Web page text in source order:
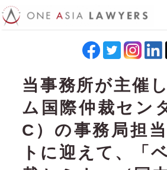
当事務所が主催
ム国際仲裁セン
C）の事務局担
トに迎えて、「